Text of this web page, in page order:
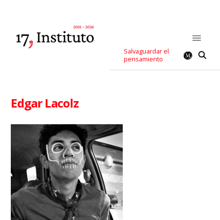
Salvaguardar el
pensamiento
Edgar Lacolz